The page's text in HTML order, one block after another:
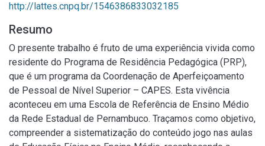
http://lattes.cnpq.br/1546386833032185
Resumo
O presente trabalho é fruto de uma experiência vivida como
residente do Programa de Residência Pedagógica (PRP),
que é um programa da Coordenação de Aperfeiçoamento
de Pessoal de Nível Superior – CAPES. Esta vivência
aconteceu em uma Escola de Referência de Ensino Médio
da Rede Estadual de Pernambuco. Traçamos como objetivo,
compreender a sistematização do conteúdo jogo nas aulas